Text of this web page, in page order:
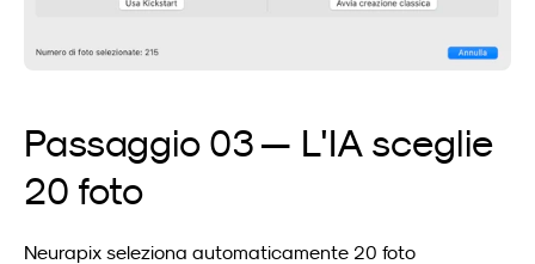
Passaggio 03 — L'IA sceglie
20 foto
Neurapix seleziona automaticamente 20 foto